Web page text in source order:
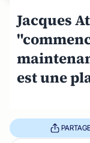
Jacques
est une